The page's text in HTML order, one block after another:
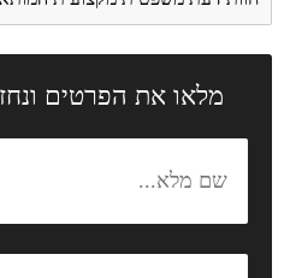
מלאו את הפרטים